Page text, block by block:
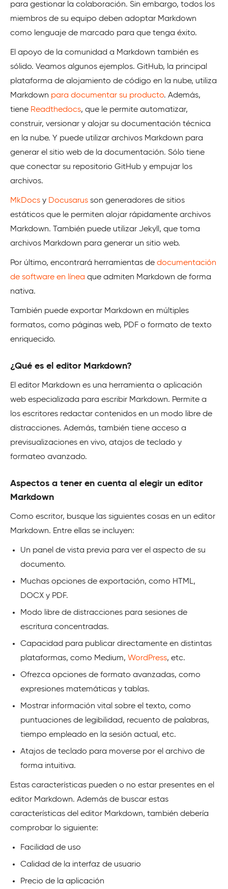
para gestionar la colaboración. Sin embargo, todos los
miembros de su equipo deben adoptar Markdown
como lenguaje de marcado para que tenga éxito.
El apoyo de la comunidad a Markdown también es
sólido. Veamos algunos ejemplos. GitHub, la principal
plataforma de alojamiento de código en la nube, utiliza
Markdown para documentar su producto. Además,
tiene Readthedocs, que le permite automatizar,
construir, versionar y alojar su documentación técnica
en la nube. Y puede utilizar archivos Markdown para
generar el sitio web de la documentación. Sólo tiene
que conectar su repositorio GitHub y empujar los
archivos.
MkDocs y Docusarus son generadores de sitios
estáticos que le permiten alojar rápidamente archivos
Markdown. También puede utilizar Jekyll, que toma
archivos Markdown para generar un sitio web.
Por último, encontrará herramientas de documentación
de software en línea que admiten Markdown de forma
nativa.
También puede exportar Markdown en múltiples
formatos, como páginas web, PDF o formato de texto
enriquecido.
¿Qué es el editor Markdown?
El editor Markdown es una herramienta o aplicación
web especializada para escribir Markdown. Permite a
los escritores redactar contenidos en un modo libre de
distracciones. Además, también tiene acceso a
previsualizaciones en vivo, atajos de teclado y
formateo avanzado.
Aspectos a tener en cuenta al elegir un editor
Markdown
Como escritor, busque las siguientes cosas en un editor
Markdown. Entre ellas se incluyen:
Un panel de vista previa para ver el aspecto de su
documento.
Muchas opciones de exportación, como HTML,
DOCX y PDF.
Modo libre de distracciones para sesiones de
escritura concentradas.
Capacidad para publicar directamente en distintas
plataformas, como Medium, WordPress, etc.
Ofrezca opciones de formato avanzadas, como
expresiones matemáticas y tablas.
Mostrar información vital sobre el texto, como
puntuaciones de legibilidad, recuento de palabras,
tiempo empleado en la sesión actual, etc.
Atajos de teclado para moverse por el archivo de
forma intuitiva.
Estas características pueden o no estar presentes en el
editor Markdown. Además de buscar estas
características del editor Markdown, también debería
comprobar lo siguiente:
Facilidad de uso
Calidad de la interfaz de usuario
Precio de la aplicación